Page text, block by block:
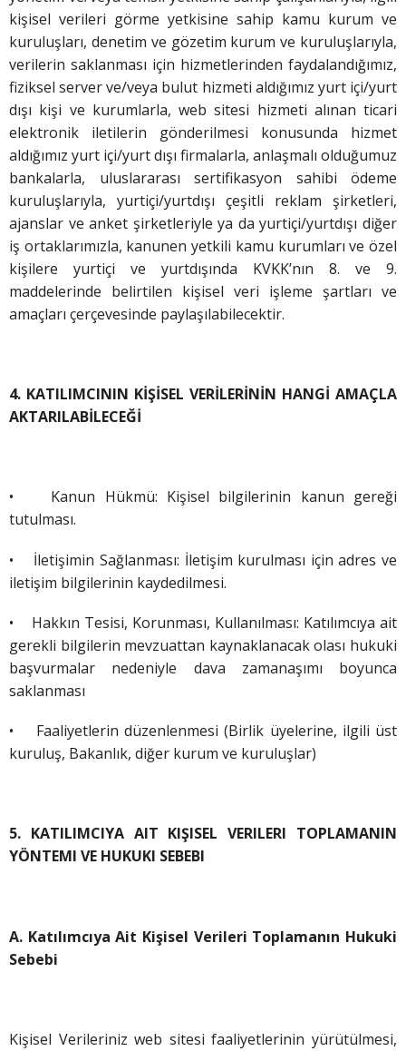
kişisel verileri görme yetkisine sahip kamu kurum ve
kuruluşları, denetim ve gözetim kurum ve kuruluşlarıyla,
verilerin saklanması için hizmetlerinden faydalandığımız,
fiziksel server ve/veya bulut hizmeti aldığımız yurt içi/yurt
dışı kişi ve kurumlarla, web sitesi hizmeti alınan ticari
elektronik iletilerin gönderilmesi konusunda hizmet
aldığımız yurt içi/yurt dışı firmalarla, anlaşmalı olduğumuz
bankalarla, uluslararası sertifikasyon sahibi ödeme
kuruluşlarıyla, yurtiçi/yurtdışı çeşitli reklam şirketleri,
ajanslar ve anket şirketleriyle ya da yurtiçi/yurtdışı diğer
iş ortaklarımızla, kanunen yetkili kamu kurumları ve özel
kişilere yurtiçi ve yurtdışında KVKK’nın 8. ve 9.
maddelerinde belirtilen kişisel veri işleme şartları ve
amaçları çerçevesinde paylaşılabilecektir.
4. KATILIMCININ KİŞİSEL VERİLERİNİN HANGİ AMAÇLA
AKTARILABİLECEĞİ
•
Kanun Hükmü: Kişisel bilgilerinin kanun gereği
tutulması.
•
İletişimin Sağlanması: İletişim kurulması için adres ve
iletişim bilgilerinin kaydedilmesi.
•
Hakkın Tesisi, Korunması, Kullanılması: Katılımcıya ait
gerekli bilgilerin mevzuattan kaynaklanacak olası hukuki
başvurmalar nedeniyle dava zamanaşımı boyunca
saklanması
• Faaliyetlerin düzenlenmesi (Birlik üyelerine, ilgili üst
kuruluş, Bakanlık, diğer kurum ve kuruluşlar)
5. KATILIMCIYA AIT KIŞISEL VERILERI TOPLAMANIN
YÖNTEMI VE HUKUKI SEBEBI
A. Katılımcıya Ait Kişisel Verileri Toplamanın Hukuki
Sebebi
Kişisel Verileriniz web sitesi faaliyetlerinin yürütülmesi,